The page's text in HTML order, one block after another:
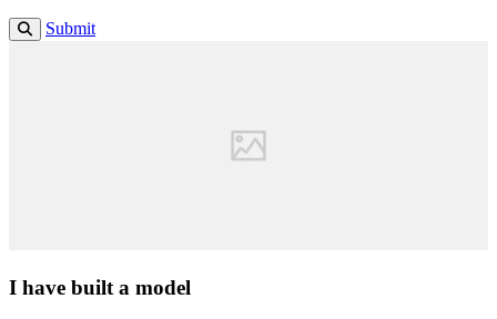
Submit
I have built a model